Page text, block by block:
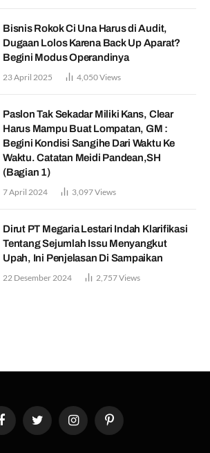
Bisnis Rokok Ci Una Harus di Audit,
Dugaan Lolos Karena Back Up Aparat?
Begini Modus Operandinya
23 April 2025 4,050Views
Paslon Tak Sekadar Miliki Kans, Clear
Harus Mampu Buat Lompatan, GM :
Begini Kondisi Sangihe Dari Waktu Ke
Waktu. Catatan Meidi Pandean,SH
(Bagian 1)
7 April 2024 3,097Views
Dirut PT Megaria Lestari Indah Klarifikasi
Tentang Sejumlah Issu Menyangkut
Upah, Ini Penjelasan Di Sampaikan
22 Desember 2024 2,757Views
FacebookTwitter InstagramPinterest